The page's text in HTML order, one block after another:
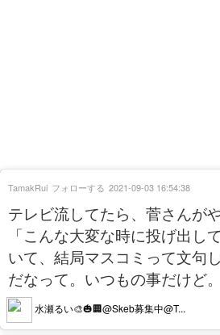
テレビ流してたら、菅さんが
「こんな大変な時に投げ出し
いて、結局マスコミって文句
だなって。いつもの事だけど。
水瀬るい🎨🎃🏢@Skeb募集中@T...
TamakRui フォローする 2021-09-03 16:54:38